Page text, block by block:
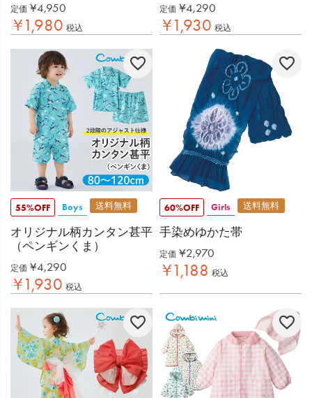
定価 ¥4,950
¥1,980 税込
定価 ¥4,290
¥1,930 税込
55%OFF Boys 送料無料
オリジナル柄カンタン甚平
（ペンギンくま）
定価 ¥4,290
¥1,930 税込
60%OFF Girls 送料無料
手染めゆかた帯
定価 ¥2,970
¥1,188 税込